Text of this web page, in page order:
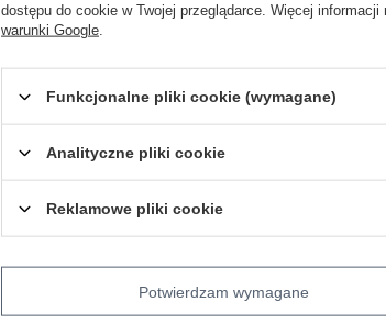
dostępu do cookie w Twojej przeglądarce. Więcej
warunki Google
Funkcjonalne pliki cookie (wymagane)
Analityczne pliki cookie
Reklamowe pliki cookie
Potwierdzam wymagane